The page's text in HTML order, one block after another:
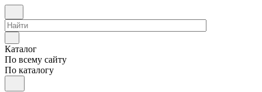
Каталог
По всему сайту
По каталогу